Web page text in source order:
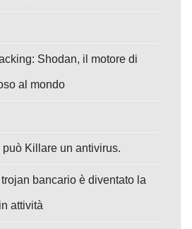
Shodan, il motore di
al mondo
Killare un antivirus.
bancario è diventato la
attività